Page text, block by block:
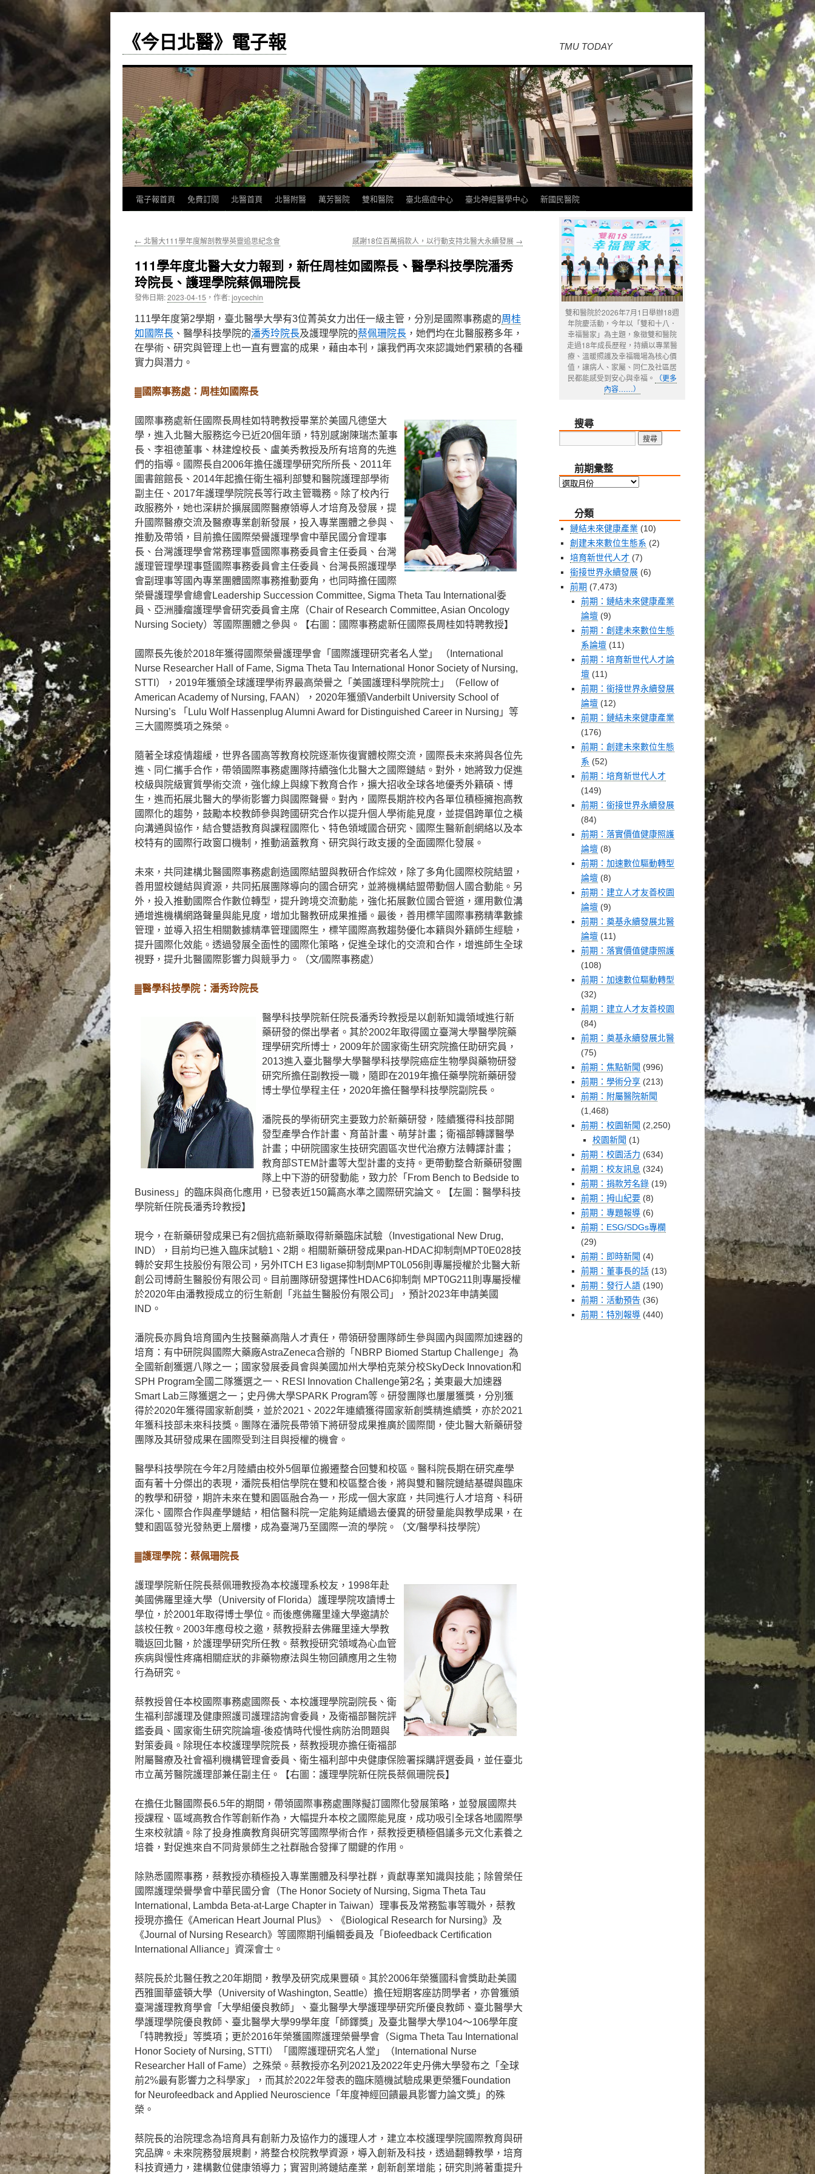
《今日北醫》電子報 TMU TODAY
跳
主
要
內
容
電子報首頁 免費訂閱 北醫首頁 北醫附醫 萬芳醫院 雙和醫院 臺北癌症中心 臺北神經醫學中心 新國民醫院
← 北醫大111學年度解剖教學英靈追思紀念會 感謝18位百萬捐款人，以行動支持北醫大永續發展 →
111學年度北醫大女力報到，新任周桂如國際長、醫學科技學院潘秀
玲院長、護理學院蔡佩珊院長
發佈日期:2023-04-15 ， 作者:joycechin
111學年度第2學期，臺北醫學大學有3位菁英女力出任一級主管，分別是國際事務處的周桂
如國際長 、醫學科技學院的潘秀玲院長及護理學院的蔡佩珊院長 ，她們均在北醫服務多年，
在學術、研究與管理上也一直有豐富的成果，藉由本刊，讓我們再次來認識她們累積的各種
實力與潛力。
▓國際事務處：周桂如國際長
國際事務處新任國際長周桂如特聘教授畢業於美國凡德堡大
學，進入北醫大服務迄今已近20個年頭，特別感謝陳瑞杰董事
長、李祖德董事、林建煌校長、盧美秀教授及所有培育的先進
們的指導。國際長自2006年擔任護理學研究所所長、2011年
圖書館館長、2014年起擔任衛生福利部雙和醫院護理部學術
副主任、2017年護理學院院長等行政主管職務。除了校內行
政服務外，她也深耕於擴展國際醫療領導人才培育及發展，提
升國際醫療交流及醫療專業創新發展，投入專業團體之參與、
推動及帶領，目前擔任國際榮譽護理學會中華民國分會理事
長、台灣護理學會常務理事暨國際事務委員會主任委員、台灣
護理管理學理事暨國際事務委員會主任委員、台灣長照護理學
會副理事等國內專業團體國際事務推動要角，也同時擔任國際
榮譽護理學會總會Leadership Succession Committee, Sigma Theta Tau International委
員、亞洲腫瘤護理學會研究委員會主席（Chair of Research Committee, Asian Oncology
Nursing Society）等國際團體之參與。【右圖：國際事務處新任國際長周桂如特聘教授】
國際長先後於2018年獲得國際榮譽護理學會「國際護理研究者名人堂」 （International
Nurse Researcher Hall of Fame, Sigma Theta Tau International Honor Society of Nursing,
STTI），2019年獲頒全球護理學術界最高榮譽之「美國護理科學院院士」（Fellow of
American Academy of Nursing, FAAN），2020年獲頒Vanderbilt University School of
Nursing’s 「Lulu Wolf Hassenplug Alumni Award for Distinguished Career in Nursing」等
三大國際獎項之殊榮。
隨著全球疫情趨緩，世界各國高等教育校院逐漸恢復實體校際交流，國際長未來將與各位先
進、同仁攜手合作，帶領國際事務處團隊持續強化北醫大之國際鏈結。對外，她將致力促進
校級與院級實質學術交流，強化線上與線下教育合作，擴大招收全球各地優秀外籍碩、博
生，進而拓展北醫大的學術影響力與國際聲譽。對內，國際長期許校內各單位積極擁抱高教
國際化的趨勢，鼓勵本校教師參與跨國研究合作以提升個人學術能見度，並提倡跨單位之橫
向溝通與協作，結合雙語教育與課程國際化、特色領域國合研究、國際生醫新創網絡以及本
校特有的國際行政窗口機制，推動涵蓋教育、研究與行政支援的全面國際化發展。
未來，共同建構北醫國際事務處創造國際結盟與教研合作綜效，除了多角化國際校院結盟，
善用盟校鏈結與資源，共同拓展團隊導向的國合研究，並將機構結盟帶動個人國合動能。另
外，投入推動國際合作數位轉型，提升跨境交流動能，強化拓展數位國合管道，運用數位溝
通增進機構網路聲量與能見度，增加北醫教研成果推播。最後，善用標竿國際事務精準數據
管理，並導入招生相關數據精準管理國際生，標竿國際高教趨勢優化本籍與外籍師生經驗，
提升國際化效能。透過發展全面性的國際化策略，促進全球化的交流和合作，增進師生全球
視野，提升北醫國際影響力與競爭力。（文/國際事務處）
▓醫學科技學院：潘秀玲院長
醫學科技學院新任院長潘秀玲教授是以創新知識領域進行新
藥研發的傑出學者。其於2002年取得國立臺灣大學醫學院藥
理學研究所博士，2009年於國家衛生研究院擔任助研究員，
2013進入臺北醫學大學醫學科技學院癌症生物學與藥物研發
研究所擔任副教授一職，隨即在2019年擔任藥學院新藥研發
博士學位學程主任，2020年擔任醫學科技學院副院長。
潘院長的學術研究主要致力於新藥研發，陸續獲得科技部開
發型產學合作計畫、育苗計畫、萌芽計畫；衛福部轉譯醫學
計畫；中研院國家生技研究園區次世代治療方法轉譯計畫；
教育部STEM計畫等大型計畫的支持。更帶動整合新藥研發團
隊上中下游的研發動能，致力於「From Bench to Bedside to
Business」的臨床與商化應用，已發表近150篇高水準之國際研究論文。【左圖：醫學科技
學院新任院長潘秀玲教授】
現今，在新藥研發成果已有2個抗癌新藥取得新藥臨床試驗（Investigational New Drug,
IND），目前均已進入臨床試驗1、2期。相關新藥研發成果pan-HDAC抑制劑MPT0E028技
轉於安邦生技股份有限公司，另外ITCH E3 ligase抑制劑MPT0L056則專屬授權於北醫大新
創公司博蔚生醫股份有限公司。目前團隊研發選擇性HDAC6抑制劑 MPT0G211則專屬授權
於2020年由潘教授成立的衍生新創「兆益生醫股份有限公司」，預計2023年申請美國
IND。
潘院長亦肩負培育國內生技醫藥高階人才責任，帶領研發團隊師生參與國內與國際加速器的
培育：有中研院與國際大藥廠AstraZeneca合辦的「NBRP Biomed Startup Challenge」為
全國新創獲選八隊之一；國家發展委員會與美國加州大學柏克萊分校SkyDeck Innovation和
SPH Program全國二隊獲選之一、RESI Innovation Challenge第2名；美東最大加速器
Smart Lab三隊獲選之一；史丹佛大學SPARK Program等。研發團隊也屢屢獲獎，分別獲
得於2020年獲得國家新創獎，並於2021、2022年連續獲得國家新創獎精進續獎，亦於2021
年獲科技部未來科技獎。團隊在潘院長帶領下將研發成果推廣於國際間，使北醫大新藥研發
團隊及其研發成果在國際受到注目與授權的機會。
醫學科技學院在今年2月陸續由校外5個單位搬遷整合回雙和校區。醫科院長期在研究產學
面有著十分傑出的表現，潘院長相信學院在雙和校區整合後，將與雙和醫院鏈結基礎與臨床
的教學和研發，期許未來在雙和園區融合為一，形成一個大家庭，共同進行人才培育、科研
深化、國際合作與產學鏈結，相信醫科院一定能夠延續過去優異的研發量能與教學成果，在
雙和園區發光發熱更上層樓，成為臺灣乃至國際一流的學院。（文/醫學科技學院）
▓護理學院：蔡佩珊院長
護理學院新任院長蔡佩珊教授為本校護理系校友，1998年赴
美國佛羅里達大學（University of Florida）護理學院攻讀博士
學位，於2001年取得博士學位。而後應佛羅里達大學邀請於
該校任教。2003年應母校之邀，蔡教授辭去佛羅里達大學教
職返回北醫，於護理學研究所任教。蔡教授研究領域為心血管
疾病與慢性疼痛相關症狀的非藥物療法與生物回饋應用之生物
行為研究。
蔡教授曾任本校國際事務處國際長、本校護理學院副院長、衛
生福利部護理及健康照護司護理諮詢會委員，及衛福部醫院評
鑑委員、國家衛生研究院論壇-後疫情時代慢性病防治問題與
對策委員。除現任本校護理學院院長，蔡教授現亦擔任衛福部
附屬醫療及社會福利機構管理會委員、衛生福利部中央健康保險署採購評選委員，並任臺北
市立萬芳醫院護理部兼任副主任。【右圖：護理學院新任院長蔡佩珊院長】
在擔任北醫國際長6.5年的期間，帶領國際事務處團隊擬訂國際化發展策略，並發展國際共
授課程、區域高教合作等創新作為，大幅提升本校之國際能見度，成功吸引全球各地國際學
生來校就讀。除了投身推廣教育與研究等國際學術合作，蔡教授更積極倡議多元文化素養之
培養，對促進來自不同背景師生之社群融合發揮了關鍵的作用。
除熟悉國際事務，蔡教授亦積極投入專業團體及科學社群，貢獻專業知識與技能；除曾榮任
國際護理榮譽學會中華民國分會（The Honor Society of Nursing, Sigma Theta Tau
International, Lambda Beta-at-Large Chapter in Taiwan）理事長及常務監事等職外，蔡教
授現亦擔任《American Heart Journal Plus》、《Biological Research for Nursing》及
《Journal of Nursing Research》等國際期刊編輯委員及「Biofeedback Certification
International Alliance」資深會士。
蔡院長於北醫任教之20年期間，教學及研究成果豐碩。其於2006年榮獲國科會獎助赴美國
西雅圖華盛頓大學（University of Washington, Seattle）擔任短期客座訪問學者，亦曾獲頒
臺灣護理教育學會「大學組優良教師」、臺北醫學大學護理學研究所優良教師、臺北醫學大
學護理學院優良教師、臺北醫學大學99學年度「師鐸獎」及臺北醫學大學104～106學年度
「特聘教授」等獎項；更於2016年榮獲國際護理榮譽學會（Sigma Theta Tau International
Honor Society of Nursing, STTI）「國際護理研究名人堂」（International Nurse
Researcher Hall of Fame）之殊榮。蔡教授亦名列2021及2022年史丹佛大學發布之「全球
前2%最有影響力之科學家」，而其於2022年發表的臨床隨機試驗成果更榮獲Foundation
for Neurofeedback and Applied Neuroscience「年度神經回饋最具影響力論文獎」的殊
榮。
蔡院長的治院理念為培育具有創新力及協作力的護理人才，建立本校護理學院國際教育與研
究品牌。未來院務發展規劃，將整合校院教學資源，導入創新及科技，透過翻轉教學，培育
科技資通力，建構數位健康領導力；實習則將鏈結產業，創新創業增能；研究則將著重提升
雙和醫院於2026年7月1日舉辦18週
年院慶活動，今年以「雙和十八．
幸福醫家」為主題，象徵雙和醫院
走過18年成長歷程，持續以專業醫
療、溫暖照護及幸福職場為核心價
值，讓病人、家屬、同仁及社區居
民都能感受到安心與幸福。
（更多
內容……）
搜尋
前期彙整
前
整
分類
鏈結未來健康產業 (10)
創建未來數位生態系 (2)
培育新世代人才 (7)
銜接世界永續發展 (6)
前期 (7,473)
前期：鏈結未來健康產業
論壇 (9)
前期：創建未來數位生態
系論壇 (11)
前期：培育新世代人才論
壇 (11)
前期：銜接世界永續發展
論壇 (12)
前期：鏈結未來健康產業
(176)
前期：創建未來數位生態
系 (52)
前期：培育新世代人才
(149)
前期：銜接世界永續發展
(84)
前期：落實價值健康照護
論壇 (8)
前期：加速數位驅動轉型
論壇 (8)
前期：建立人才友善校園
論壇 (9)
前期：奠基永續發展北醫
論壇 (11)
前期：落實價值健康照護
(108)
前期：加速數位驅動轉型
(32)
前期：建立人才友善校園
(84)
前期：奠基永續發展北醫
(75)
前期：焦點新聞 (996)
前期：學術分享 (213)
前期：附屬醫院新聞
(1,468)
前期：校園新聞 (2,250)
校園新聞 (1)
前期：校園活力 (634)
前期：校友訊息 (324)
前期：捐款芳名錄 (19)
前期：拇山紀要 (8)
前期：專題報導 (6)
前期：ESG/SDGs專欄
(29)
前期：即時新聞 (4)
前期：董事長的話 (13)
前期：發行人語 (190)
前期：活動預告 (36)
前期：特別報導 (440)